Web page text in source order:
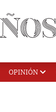
OPINIÓN